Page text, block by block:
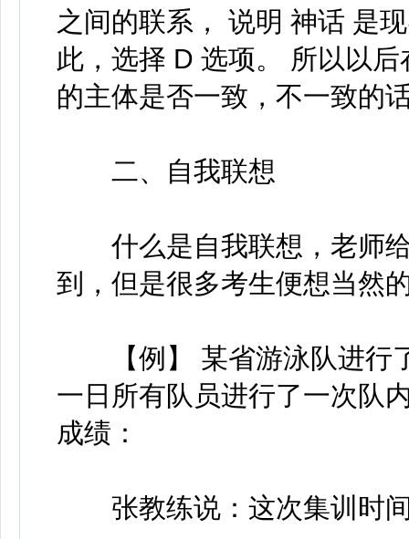
之间的联系， 说明 神话 是
此，选择 D 选项。 所以以
的主体是否一致，不一致的
二、自我联想
什么是自我联想，老师给
到，但是很多考生便想当然
【例】 某省游泳队进行
一日所有队员进行了一次队
成绩：
张教练说：这次集训时间